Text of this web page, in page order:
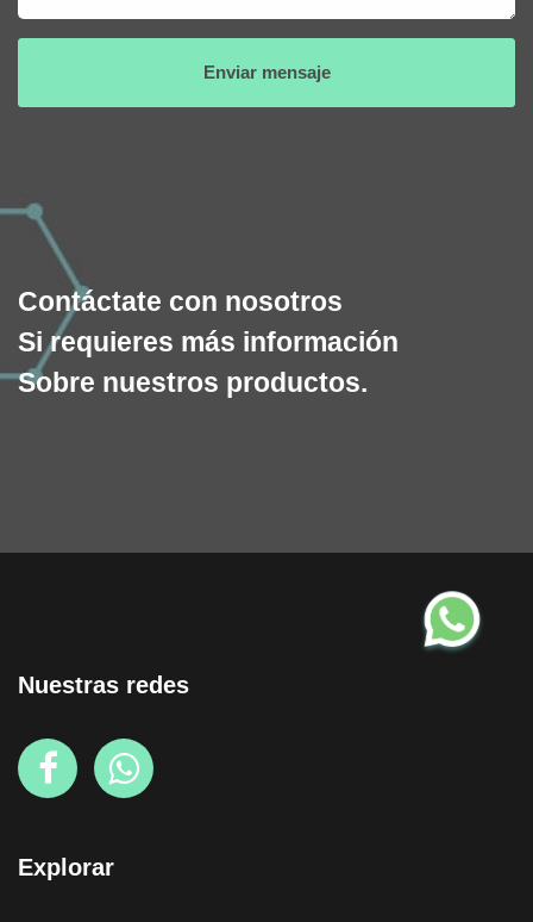
Contáctate con nosotros
Si requieres más información
Sobre nuestros productos.
Nuestras redes
Explorar